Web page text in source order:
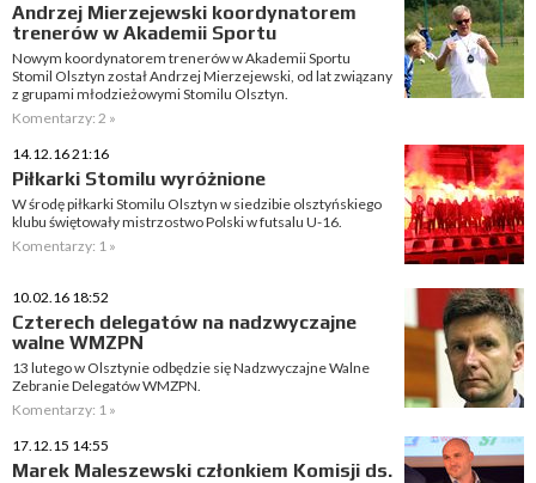
Andrzej Mierzejewski koordynatorem
trenerów w Akademii Sportu
Nowym koordynatorem trenerów w Akademii Sportu
Stomil Olsztyn został Andrzej Mierzejewski, od lat związany
z grupami młodzieżowymi Stomilu Olsztyn.
Komentarzy: 2 »
14.12.16 21:16
Piłkarki Stomilu wyróżnione
W środę piłkarki Stomilu Olsztyn w siedzibie olsztyńskiego
klubu świętowały mistrzostwo Polski w futsalu U-16.
Komentarzy: 1 »
10.02.16 18:52
Czterech delegatów na nadzwyczajne
walne WMZPN
13 lutego w Olsztynie odbędzie się Nadzwyczajne Walne
Zebranie Delegatów WMZPN.
Komentarzy: 1 »
17.12.15 14:55
Marek Maleszewski członkiem Komisji ds.